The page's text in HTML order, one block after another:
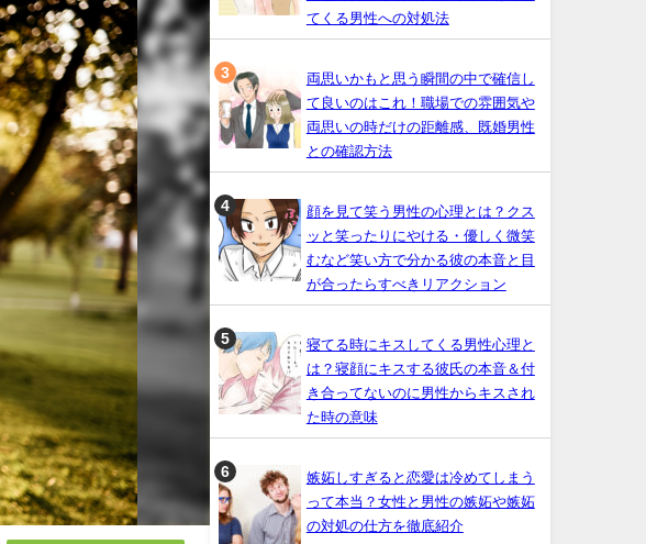
てくる男性への対処法
両思いかもと思う瞬間の中で確信し
て良いのはこれ！職場での雰囲気や
両思いの時だけの距離感、既婚男性
との確認方法
顔を見て笑う男性の心理とは？クス
ッと笑ったりにやける・優しく微笑
むなど笑い方で分かる彼の本音と目
が合ったらすべきリアクション
寝てる時にキスしてくる男性心理と
は？寝顔にキスする彼氏の本音＆付
き合ってないのに男性からキスされ
た時の意味
嫉妬しすぎると恋愛は冷めてしまう
って本当？女性と男性の嫉妬や嫉妬
の対処の仕方を徹底紹介